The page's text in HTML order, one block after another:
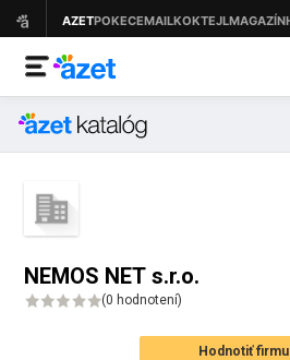
NEMOS NET s.r.o.
(0 hodnotení)
Hodnotiť firmu